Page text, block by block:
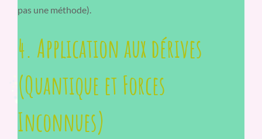
pas une méthode).
4. Application aux dérives
(Quantique et Forces
Inconnues)